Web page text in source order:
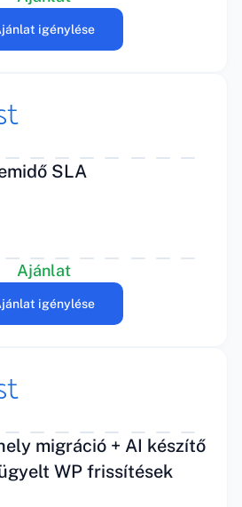
igénylése
SLA
Ajánlat
igénylése
migráció + AI készítő
WP frissítések